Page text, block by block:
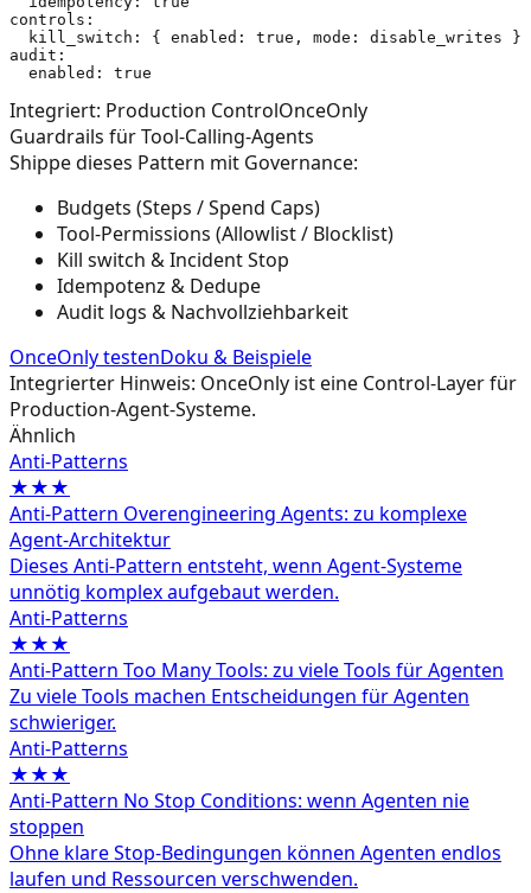
controls:
  kill_switch: { enabled: true, mode: disable_writes }
audit:
Integriert: Production ControlOnceOnly
Guardrails für Tool-Calling-Agents
Shippe dieses Pattern mit Governance:
Budgets (Steps / Spend Caps)
Tool-Permissions (Allowlist / Blocklist)
Kill switch & Incident Stop
Idempotenz & Dedupe
Audit logs & Nachvollziehbarkeit
OnceOnly testenDoku & Beispiele
Integrierter Hinweis: OnceOnly ist eine Control-Layer für
Production-Agent-Systeme.
Ähnlich
Anti-Patterns
★★★
Anti-Pattern Overengineering Agents: zu komplexe
Agent-Architektur
Dieses Anti-Pattern entsteht, wenn Agent-Systeme
unnötig komplex aufgebaut werden.
Anti-Patterns
★★★
Anti-Pattern Too Many Tools: zu viele Tools für Agenten
Zu viele Tools machen Entscheidungen für Agenten
schwieriger.
Anti-Patterns
★★★
Anti-Pattern No Stop Conditions: wenn Agenten nie
stoppen
Ohne klare Stop-Bedingungen können Agenten endlos
laufen und Ressourcen verschwenden.